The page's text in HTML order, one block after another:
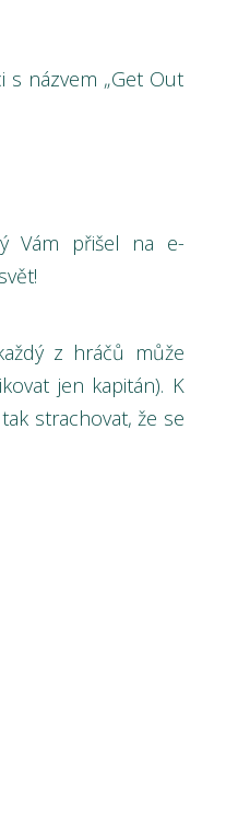
s názvem „Get Out
Vám přišel na e-
z hráčů může
jen kapitán). K
strachovat, že se